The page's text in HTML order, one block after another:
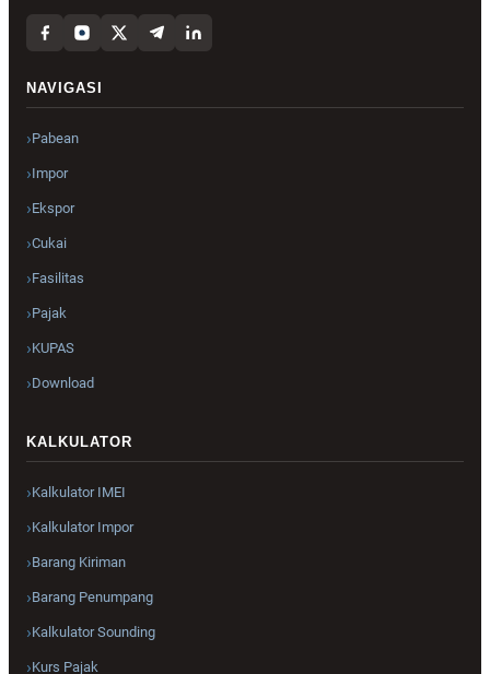
NAVIGASI
Pabean
Impor
Ekspor
Cukai
Fasilitas
Pajak
KUPAS
Download
KALKULATOR
Kalkulator IMEI
Kalkulator Impor
Barang Kiriman
Barang Penumpang
Kalkulator Sounding
Kurs Pajak